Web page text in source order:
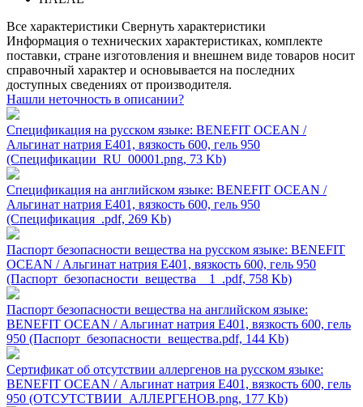
Все характеристики Свернуть характеристики
Информация о технических характеристиках, комплекте
поставки, стране изготовления и внешнем виде товаров носит
справочный характер и основывается на последних
доступных сведениях от производителя.
Нашли неточность в описании?
Спецификация на русском языке: BENEFIT OCEAN /
Альгинат натрия Е401, вязкость 600, гель 950
(Спецификации_RU_00001.png, 73 Kb)
Спецификация на английском языке: BENEFIT OCEAN /
Альгинат натрия Е401, вязкость 600, гель 950
(Спецификация_.pdf, 269 Kb)
Паспорт безопасности вещества на русском языке: BENEFIT
OCEAN / Альгинат натрия Е401, вязкость 600, гель 950
(Паспорт_безопасности_вещества__1_.pdf, 758 Kb)
Паспорт безопасности вещества на английском языке:
BENEFIT OCEAN / Альгинат натрия Е401, вязкость 600, гель
950 (Паспорт_безопасности_вещества.pdf, 144 Kb)
Сертификат об отсутствии аллергенов на русском языке:
BENEFIT OCEAN / Альгинат натрия Е401, вязкость 600, гель
950 (ОТСУТСТВИИ_АЛЛЕРГЕНОВ.png, 177 Kb)